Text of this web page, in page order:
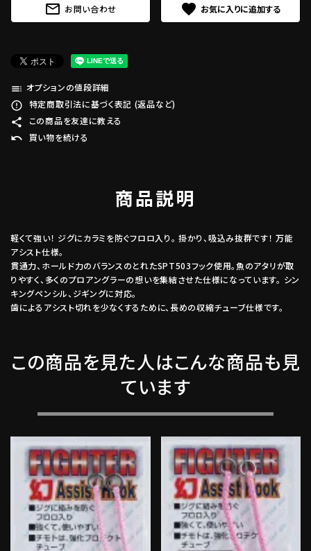
mail_outline お問い合わせ favorite
toc オプションの値段詳細
error_outline 特定商取引法に基づく表記 (返品など)
share この商品を友達に教える
undo 買い物を続ける
商品説明
軽くて強い！ ジグにカラミを防ぐフロロ入り。 掛かり、吸込み抜群です！ 万能
アシスト仕様。
貫通力、ホールド力のバランスのとれたSPT503フック使用。魚のアタリが取
りやすく、多くのプロアングラーの想いを集結させた仕様になっています。 シン
キングペンシル、ジギングに対応。
歯によるアシスト切れを少なくするために、長めの収縮チューブ仕様です。
この商品を見た人はこんな商品も見
ています